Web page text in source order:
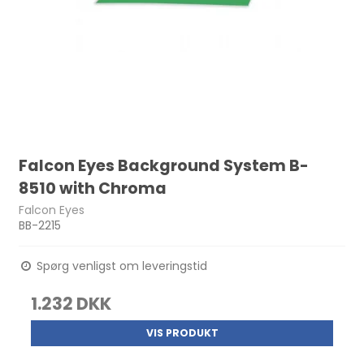
Falcon Eyes Background System B-
8510 with Chroma
Falcon Eyes
BB-2215
Spørg venligst om leveringstid
1.232 DKK
VIS PRODUKT